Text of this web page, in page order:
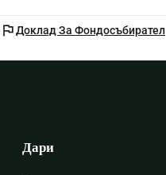
flagДоклад За Фондосъбирател
Дари